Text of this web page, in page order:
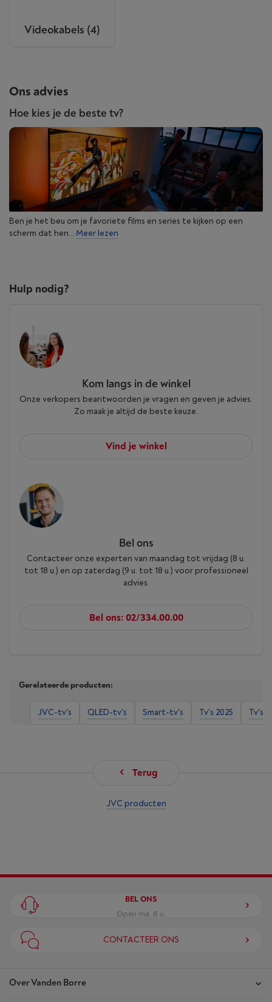
Videokabels (4)
Ons advies
Hoe kies je de beste tv?
Ben je het beu om je favoriete films en series te kijken op een
scherm dat hen... Meer lezen
Hulp nodig?
Kom langs in de winkel
Onze verkopers beantwoorden je vragen en geven je advies.
Zo maak je altijd de beste keuze.
Vind je winkel
Bel ons
Contacteer onze experten van maandag tot vrijdag (8 u.
tot 18 u.) en op zaterdag (9 u. tot 18 u.) voor professioneel
advies.
Bel ons: 02/334.00.00
Gerelateerde producten:
JVC-tv's QLED-tv's Smart-tv's Tv's 2025 Tv's
Terug
JVC producten
Over Vanden Borre
BEL ONS
Open ma. 8 u.
CONTACTEER ONS